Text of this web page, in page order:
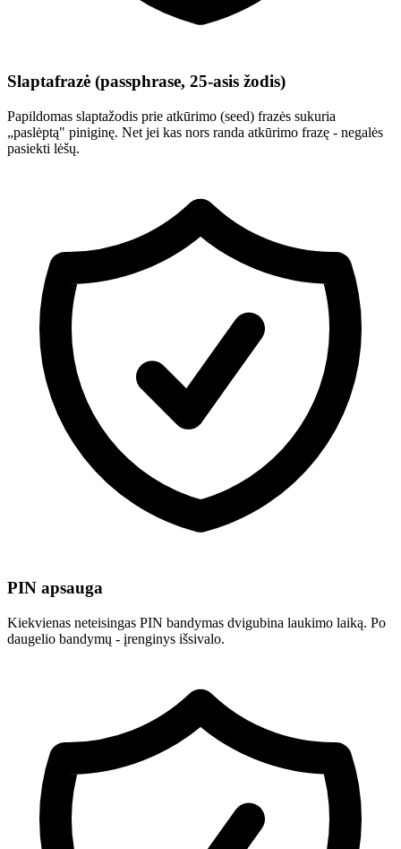
Slaptafrazė (passphrase, 25-asis žodis)
Papildomas slaptažodis prie atkūrimo (seed) frazės sukuria
„paslėptą" piniginę. Net jei kas nors randa atkūrimo frazę - negalės
pasiekti lėšų.
PIN apsauga
Kiekvienas neteisingas PIN bandymas dvigubina laukimo laiką. Po
daugelio bandymų - įrenginys išsivalo.